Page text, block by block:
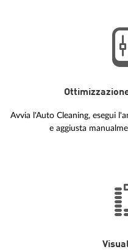
Avvia l'Auto Cleaning, esegui
e aggiusta